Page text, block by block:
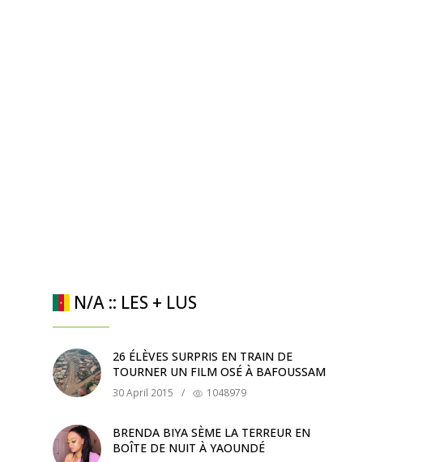
N/A :: LES + LUS
26 ÉLÈVES SURPRIS EN TRAIN DE
TOURNER UN FILM OSÉ À BAFOUSSAM
30 April 2015 / 1048979
BRENDA BIYA SÈME LA TERREUR EN
BOÎTE DE NUIT À YAOUNDÉ